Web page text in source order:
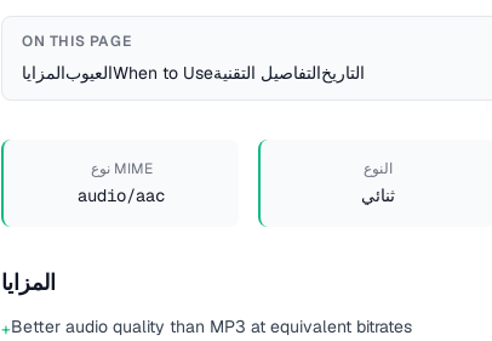
ON THIS PAGE
المزاياالعيوبWhen to Useالتفاصيل التقنيةالتاريخ
نوع MIME
audio/aac
النوع
ثنائي
المزايا
+Better audio quality than MP3 at equivalent bitrates